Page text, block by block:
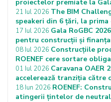
proiectelor premiate la
21 Iul 2026 The BIM
speakeri din 6 țări, la
17 Iul 2026 Gala RoGBC
pentru construcții și
08 Iul 2026 Construcțiile
ROENEF cere sortare
01 Iul 2026 Caravana OAER
accelerează tranziția către
18 Iun 2026 ROENEF:
atingerii țintelor de